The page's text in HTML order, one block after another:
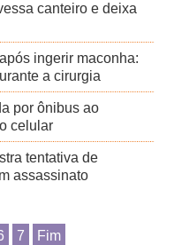
canteiro e deixa
ingerir maconha:
a cirurgia
por ônibus ao
celular
tentativa de
assassinato
7 Fim